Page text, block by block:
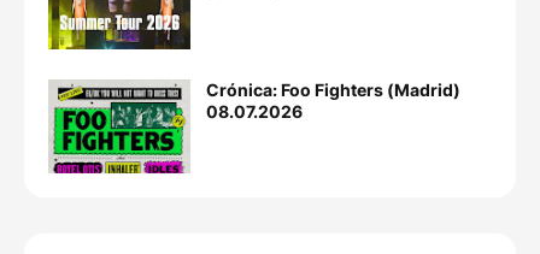
Crónica: Foo Fighters (Madrid)
08.07.2026